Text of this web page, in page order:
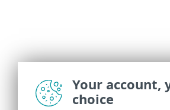
Your account,
choice